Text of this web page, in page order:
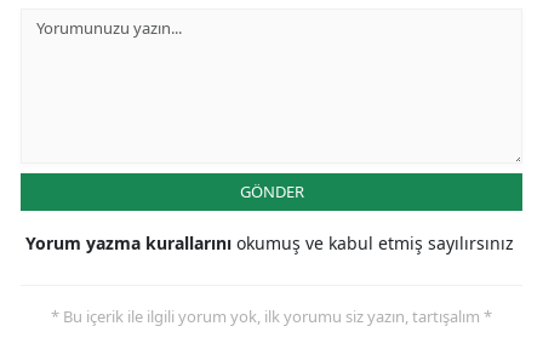
GÖNDER
Yorum yazma kurallarını okumuş ve kabul etmiş sayılırsınız
* Bu içerik ile ilgili yorum yok, ilk yorumu siz yazın, tartışalım *